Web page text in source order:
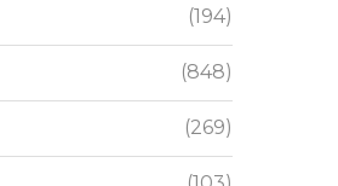
(194)
(848)
(269)